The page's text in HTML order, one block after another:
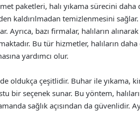
paketleri, halı yıkama sürecini daha
kaldırılmadan temizlenmesini
bazı firmalar, halıların alınarak
Bu tür hizmetler, halıların
yardımcı olur.
oldukça çeşitlidir. Buhar ile yıkama,
seçenek sunar. Bu yöntem,
sağlık açısından da güvenlidir.